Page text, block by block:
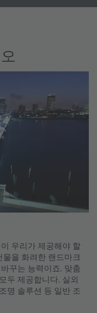
우리가 제공해야 할
을 화려한 랜드마크
꾸는 능력이죠. 맞춤
두 제공합니다. 실외
명 솔루션 등 일반 조